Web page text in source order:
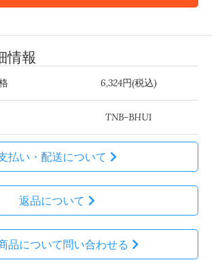
情報
6,324円(税込)
TNB-BHU1
払い・配送について
返品について
品について問い合わせる